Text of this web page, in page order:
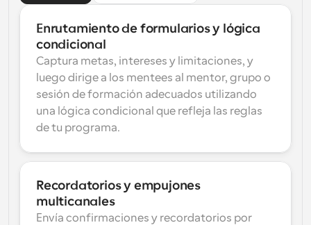
Enrutamiento de formularios y lógica
condicional
Captura metas, intereses y limitaciones, y
luego dirige a los mentees al mentor, grupo o
sesión de formación adecuados utilizando
una lógica condicional que refleja las reglas
de tu programa.
Recordatorios y empujones
multicanales
Envía confirmaciones y recordatorios por